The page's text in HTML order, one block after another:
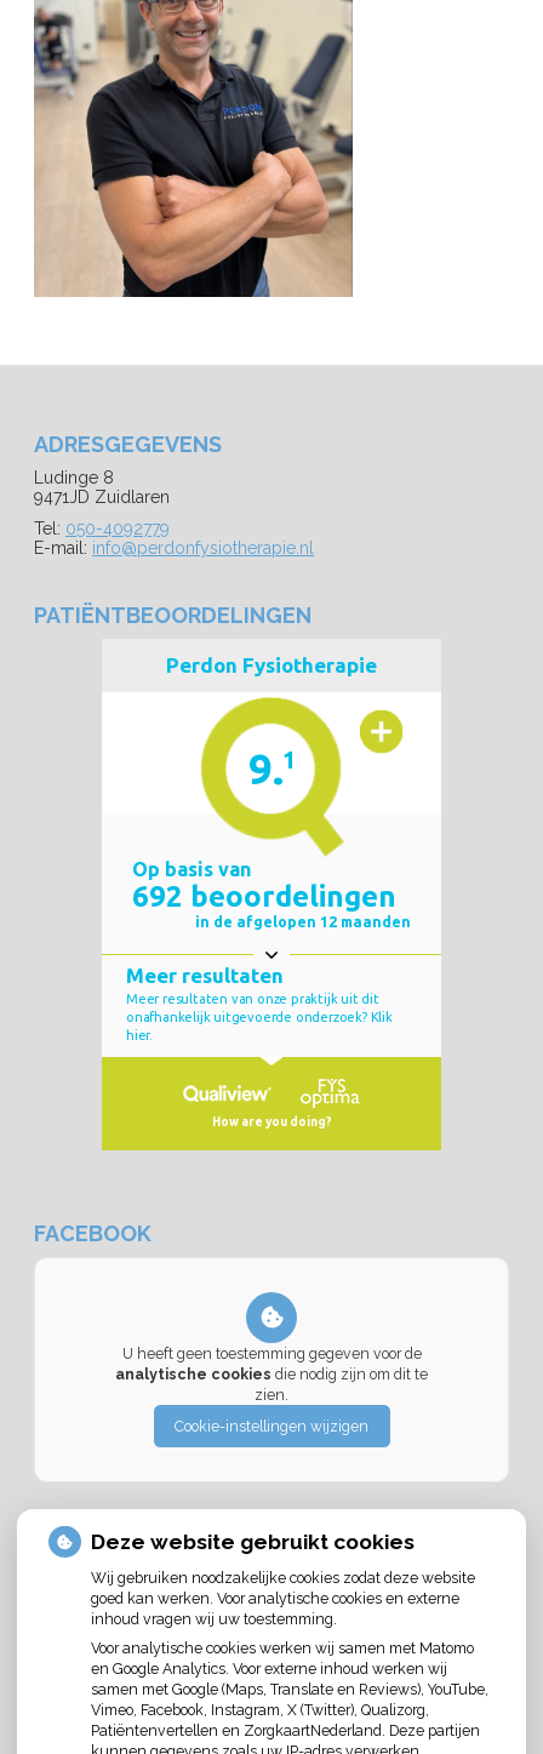
ADRESGEGEVENS
Ludinge 8
9471JD Zuidlaren
Tel: 050-4092779
E-mail: info@perdonfysiotherapie.nl
PATIËNTBEOORDELINGEN
FACEBOOK
U heeft geen toestemming gegeven voor de
analytische cookies die nodig zijn om dit te
zien.
Cookie-instellingen wijzigen
externe inhouddie nodig is om dit te zien.
Cookie-instellingen wijzigen
Deze website gebruikt cookies
Wij gebruiken noodzakelijke cookies zodat deze website
goed kan werken. Voor analytische cookies en externe
inhoud vragen wij uw toestemming.
Voor analytische cookies werken wij samen met Matomo
en Google Analytics. Voor externe inhoud werken wij
samen met Google (Maps, Translate en Reviews), YouTube,
Vimeo, Facebook, Instagram, X (Twitter), Qualizorg,
Patiëntenvertellen en ZorgkaartNederland. Deze partijen
kunnen gegevens zoals uw IP-adres verwerken.